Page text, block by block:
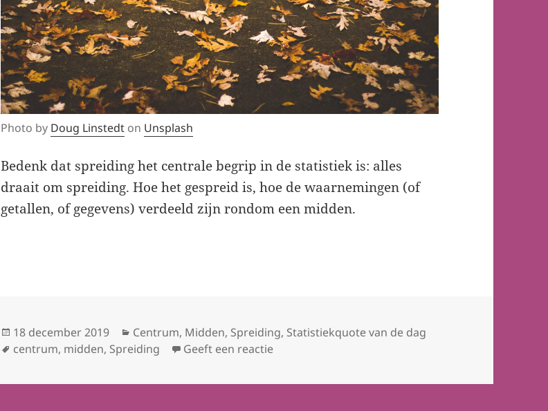
Photo by Doug Linstedt on Unsplash
Bedenk dat spreiding het centrale begrip in de statistiek is: alles
draait om spreiding. Hoe het gespreid is, hoe de waarnemingen (of
getallen, of gegevens) verdeeld zijn rondom een midden.
Geplaatst
op
18 december 2019 Categorieën
Centrum, Midden, Spreiding, Statistiekquote van de dag
Tags
centrum, midden, Spreiding Geeft een reactieop Spreiding is de basis van statistiek